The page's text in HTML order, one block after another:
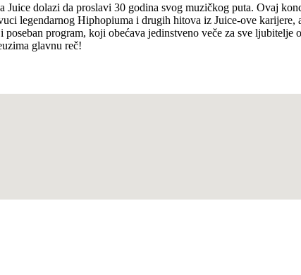
dolazi da proslavi 30 godina svog muzičkog puta. Ovaj
legendarnog Hiphopiuma i drugih hitova iz Juice-ove karijere,
program, koji obećava jedinstveno veče za sve
glavnu reč!